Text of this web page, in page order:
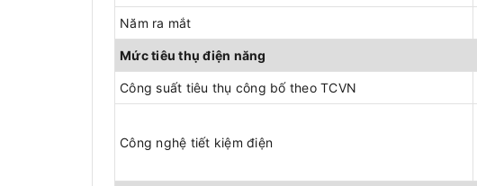
Năm ra mắt
Mức tiêu thụ điện năng
Công suất tiêu thụ công bố theo TCVN
Công nghệ tiết kiệm điện